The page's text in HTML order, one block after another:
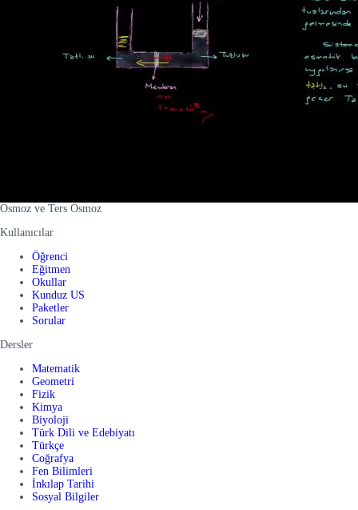
Osmoz ve Ters Osmoz
Kullanıcılar
Öğrenci
Eğitmen
Okullar
Kunduz US
Paketler
Sorular
Dersler
Matematik
Geometri
Fizik
Kimya
Biyoloji
Türk Dili ve Edebiyatı
Türkçe
Coğrafya
Fen Bilimleri
İnkılap Tarihi
Sosyal Bilgiler